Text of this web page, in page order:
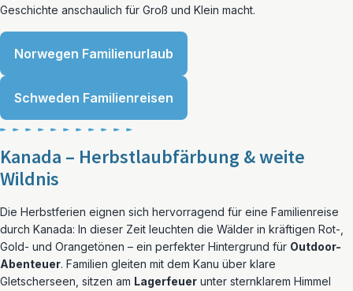
Geschichte anschaulich für Groß und Klein macht.
Norwegen Familienurlaub
Schweden Familienreisen
Kanada – Herbstlaubfärbung & weite
Wildnis
Die Herbstferien eignen sich hervorragend für eine Familienreise
durch Kanada: In dieser Zeit leuchten die Wälder in kräftigen Rot-,
Gold- und Orangetönen – ein perfekter Hintergrund für Outdoor-
Abenteuer. Familien gleiten mit dem Kanu über klare
Gletscherseen, sitzen am Lagerfeuer unter sternklarem Himmel